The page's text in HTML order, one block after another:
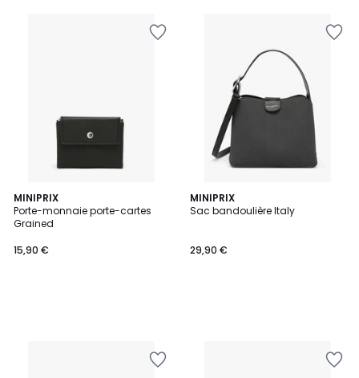
MINIPRIX
Porte-monnaie porte-cartes
Grained
15,90 €
MINIPRIX
Sac bandoulière Italy
29,90 €